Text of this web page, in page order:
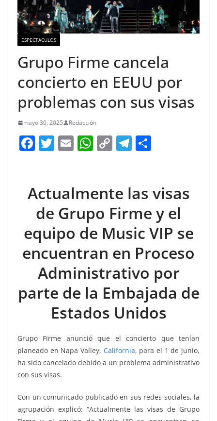
ESPECTACULOS
Grupo Firme cancela
concierto en EEUU por
problemas con sus visas
mayo 30, 2025 Redacción
F
e
b
o
o
k
T
er
E
l
W
s
A
p
p
C
y
Li
n
k
T
gr
a
m
e
Actualmente las visas
de Grupo Firme y el
equipo de Music VIP se
encuentran en Proceso
Administrativo por
parte de la Embajada de
Estados Unidos
Grupo Firme anunció que el concierto que tenían
planeado en Napa Valley, California, para el 1 de junio,
ha sido cancelado debido a un problema administrativo
con sus visas.
Con un comunicado publicado en sus redes sociales, la
agrupación explicó: “Actualmente las visas de Grupo